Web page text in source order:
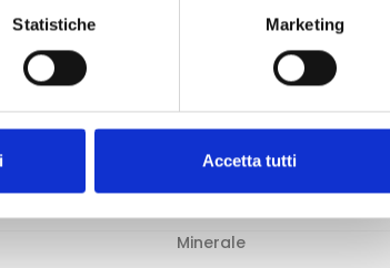
Statistiche Marketing
Accetta tutti
cassa
Meccanico
Minerale